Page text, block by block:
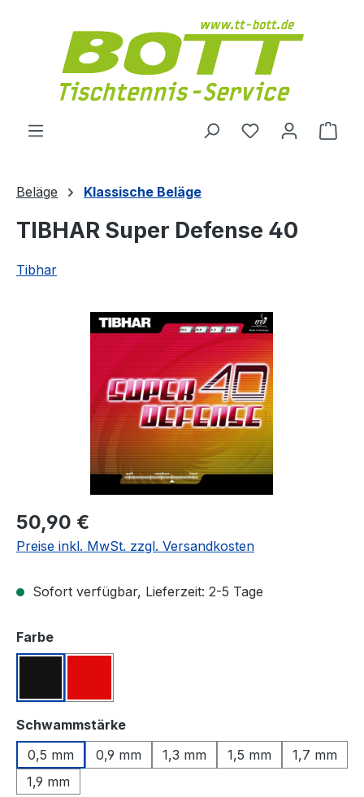
Du hast 0
Beläge Klassische Beläge
TIBHAR Super Defense 40
Tibhar
Regulärer Preis:
50,90 €
Preise inkl. MwSt. zzgl. Versandkosten
Sofort verfügbar, Lieferzeit: 2-5 Tage
Farbeauswählen
Schwammstärkeauswählen
0,5 mm
0,9 mm 1,3 mm 1,5 mm
1,7 mm
1,9 mm